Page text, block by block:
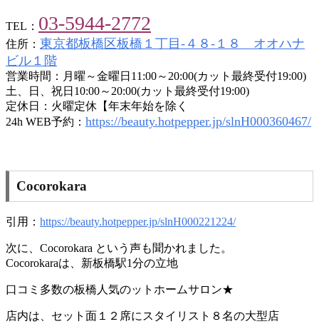
TEL： 03-5944-2772
住所： 東京都板橋区板橋１丁目-４８-１８ オオハナ
ビル１階
営業時間：月曜～金曜日11:00～20:00(カット最終受付19:00)
土、日、祝日10:00～20:00(カット最終受付19:00)
定休日：火曜定休【年末年始を除く
24h WEB予約： https://beauty.hotpepper.jp/slnH000360467/
Cocorokara
引用： https://beauty.hotpepper.jp/slnH000221224/
次に、Cocorokara という声も聞かれました。
Cocorokaraは、新板橋駅1分の立地
口コミ多数の板橋人気のットホームサロン★
店内は、セット面１２席にスタイリスト８名の大型店